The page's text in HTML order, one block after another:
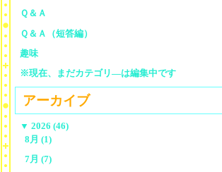
Ｑ＆Ａ
Ｑ＆Ａ（短答編）
趣味
※現在、まだカテゴリ—は編集中です
アーカイブ
▼ 2026 (46)
8月 (1)
7月 (7)